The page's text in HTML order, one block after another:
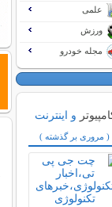
علمی
ورزش
مجله خودرو
و اینترنت
( مروری بر گذشته )